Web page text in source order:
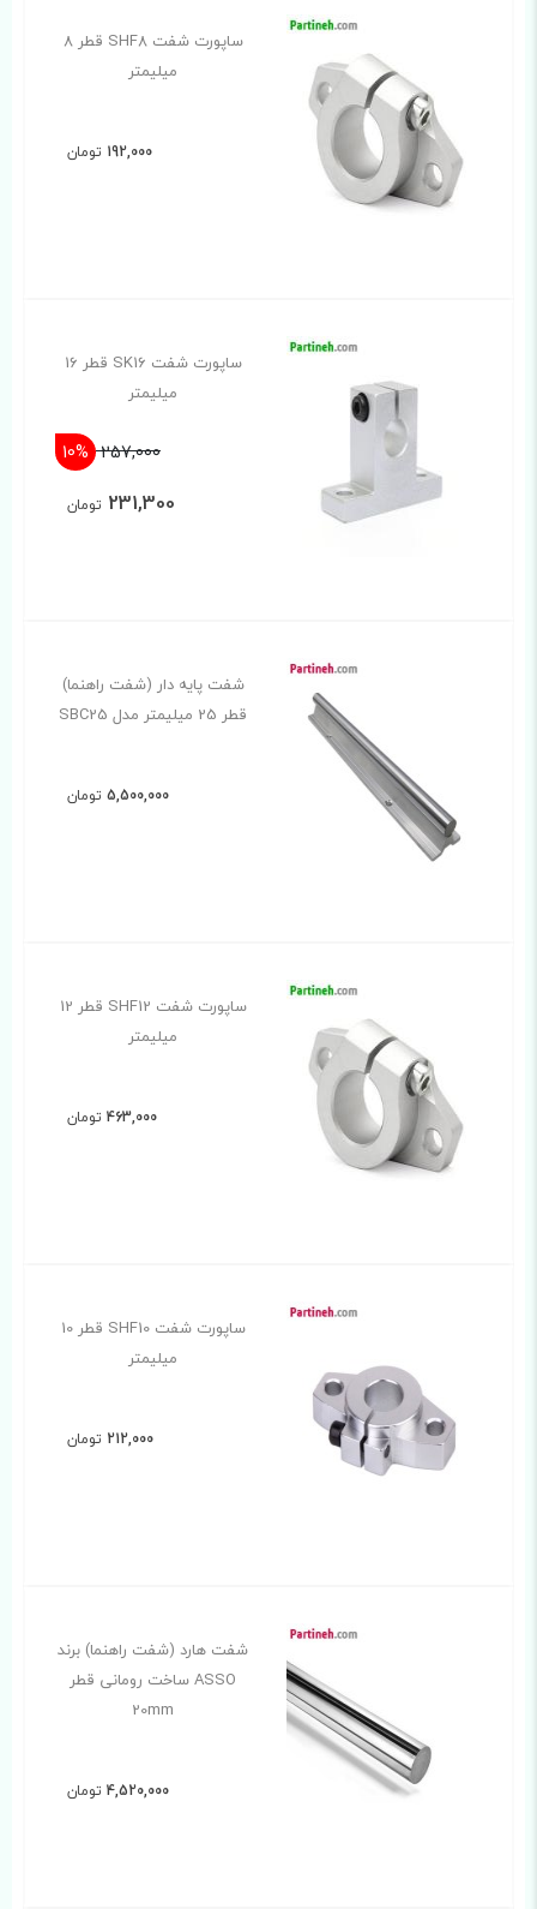
ساپورت شفت SHF8 قطر 8
میلیمتر
192,000 تومان
ساپورت شفت SK16 قطر 16
میلیمتر
257,000
10%
231,300 تومان
شفت پایه دار (شفت راهنما)
قطر 25 میلیمتر مدل SBC25
5,500,000 تومان
ساپورت شفت SHF12 قطر 12
میلیمتر
463,000 تومان
ساپورت شفت SHF10 قطر 10
میلیمتر
212,000 تومان
شفت هارد (شفت راهنما) برند
ASSO ساخت رومانی قطر
20mm
4,520,000 تومان